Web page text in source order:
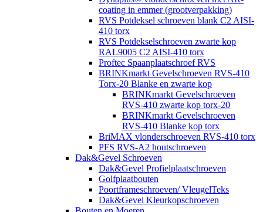
coating in emmer (grootverpakking)
RVS Potdeksel schroeven blank C2 AISI-
410 torx
RVS Potdekselschroeven zwarte kop
RAL9005 C2 AISI-410 torx
Proftec Spaanplaatschroef RVS
BRINKmarkt Gevelschroeven RVS-410
Torx-20 Blanke en zwarte kop
BRINKmarkt Gevelschroeven
RVS-410 zwarte kop torx-20
BRINKmarkt Gevelschroeven
RVS-410 Blanke kop torx
BriMAX vlonderschroeven RVS-410 torx
PFS RVS-A2 houtschroeven
Dak&Gevel Schroeven
Dak&Gevel Profielplaatschroeven
Golfplaatbouten
Poortframeschroeven/ VleugelTeks
Dak&Gevel Kleurkopschroeven